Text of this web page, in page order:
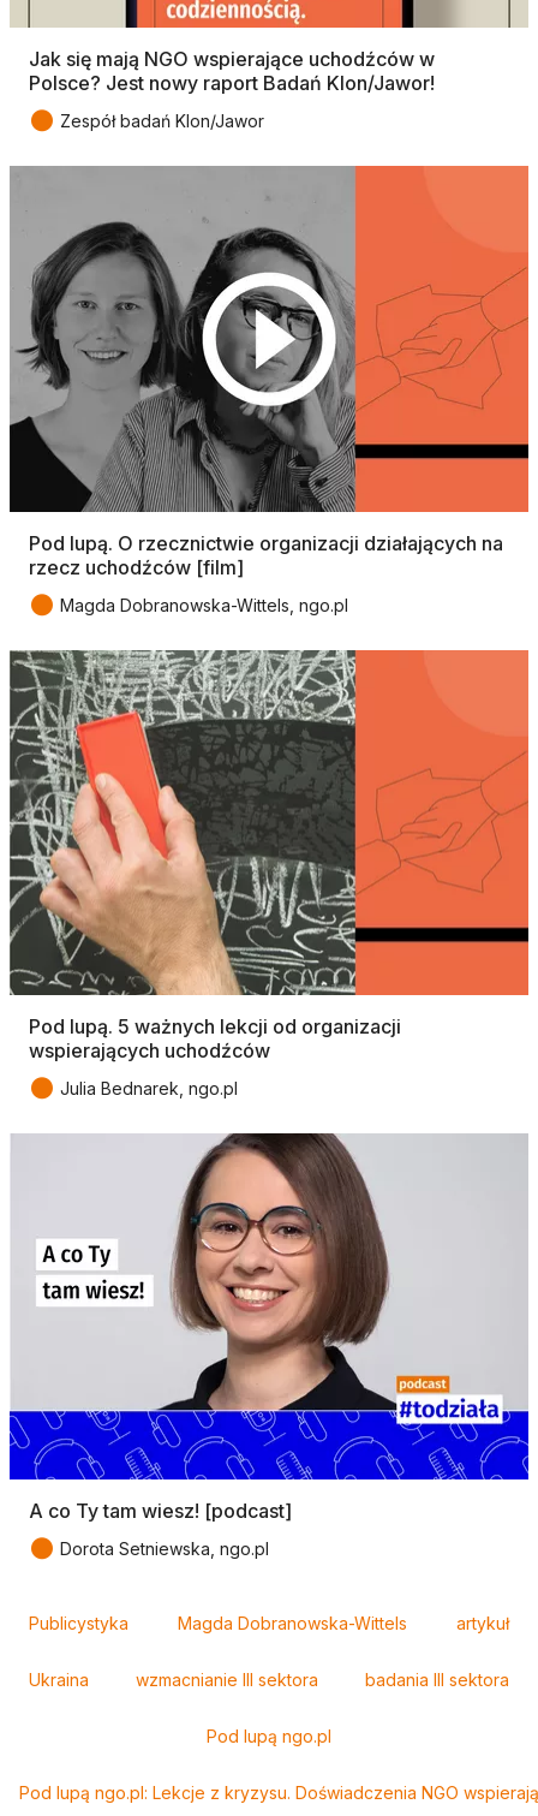
Jak się mają NGO wspierające uchodźców w
Polsce? Jest nowy raport Badań Klon/Jawor!
● Zespół badań Klon/Jawor
Pod lupą. O rzecznictwie organizacji działających na
rzecz uchodźców [film]
● Magda Dobranowska-Wittels, ngo.pl
Pod lupą. 5 ważnych lekcji od organizacji
wspierających uchodźców
● Julia Bednarek, ngo.pl
A co Ty tam wiesz! [podcast]
● Dorota Setniewska, ngo.pl
Publicystyka Magda Dobranowska-Wittels artykuł
Ukraina wzmacnianie III sektora badania III sektora
Pod lupą ngo.pl
Pod lupą ngo.pl: Lekcje z kryzysu. Doświadczenia NGO